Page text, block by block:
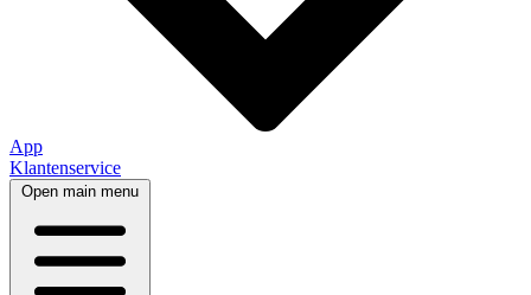
App
Klantenservice
Open main menu